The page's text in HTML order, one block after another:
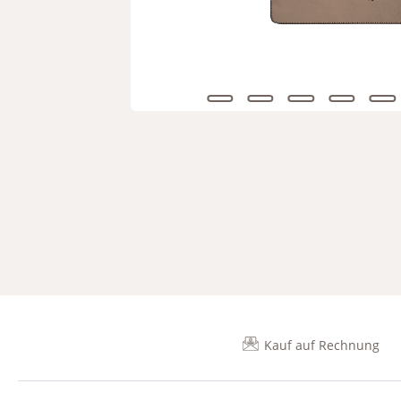
Kauf auf Rechnung